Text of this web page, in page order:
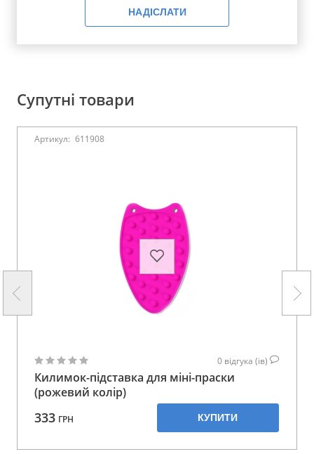
НАДІСЛАТИ
Супутні товари
Артикул: 611908
0 відгука (ів)
Килимок-підставка для міні-праски
(рожевий колір)
333 ГРН КУПИТИ